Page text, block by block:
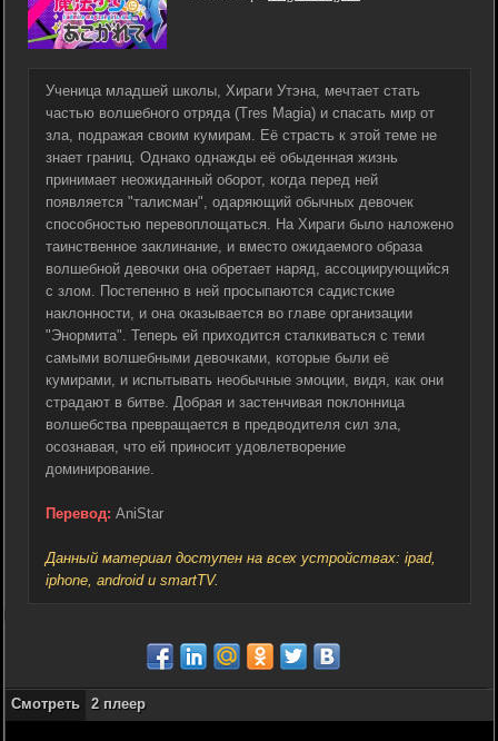
Ученица младшей школы, Хираги Утэна, мечтает стать
частью волшебного отряда (Tres Magia) и спасать мир от
зла, подражая своим кумирам. Её страсть к этой теме не
знает границ. Однако однажды её обыденная жизнь
принимает неожиданный оборот, когда перед ней
появляется "талисман", одаряющий обычных девочек
способностью перевоплощаться. На Хираги было наложено
таинственное заклинание, и вместо ожидаемого образа
волшебной девочки она обретает наряд, ассоциирующийся
с злом. Постепенно в ней просыпаются садистские
наклонности, и она оказывается во главе организации
"Энормита". Теперь ей приходится сталкиваться с теми
самыми волшебными девочками, которые были её
кумирами, и испытывать необычные эмоции, видя, как они
страдают в битве. Добрая и застенчивая поклонница
волшебства превращается в предводителя сил зла,
осознавая, что ей приносит удовлетворение
доминирование.
Перевод: AniStar
Данный материал доступен на всех устройствах: ipad,
iphone, android и smartTV.
Смотреть 2 плеер